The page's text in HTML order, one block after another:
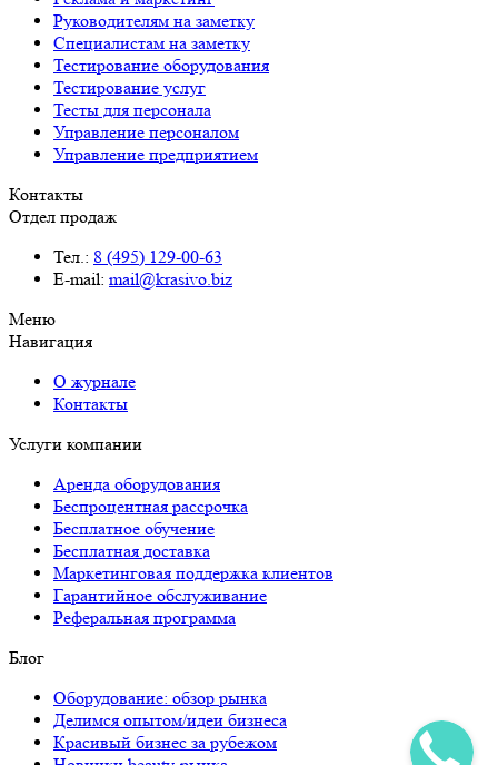
Руководителям на заметку
Специалистам на заметку
Тестирование оборудования
Тестирование услуг
Тесты для персонала
Управление персоналом
Управление предприятием
Контакты
Отдел продаж
Тел.: 8 (495) 129-00-63
E-mail: mail@krasivo.biz
Меню
Навигация
О журнале
Контакты
Услуги компании
Аренда оборудования
Беспроцентная рассрочка
Бесплатное обучение
Бесплатная доставка
Маркетинговая поддержка клиентов
Гарантийное обслуживание
Реферальная программа
Блог
Оборудование: обзор рынка
Делимся опытом/идеи бизнеса
Красивый бизнес за рубежом